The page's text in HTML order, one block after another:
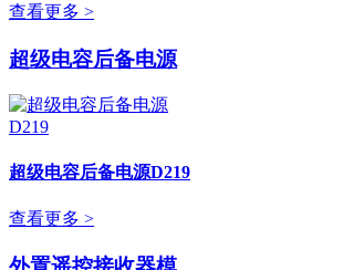
查看更多 >
超级电容后备电源
超级电容后备电源D219
查看更多 >